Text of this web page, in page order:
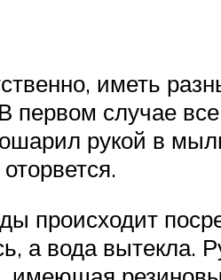
иметь
случае
рукой в
происходит
а вода вытекла.